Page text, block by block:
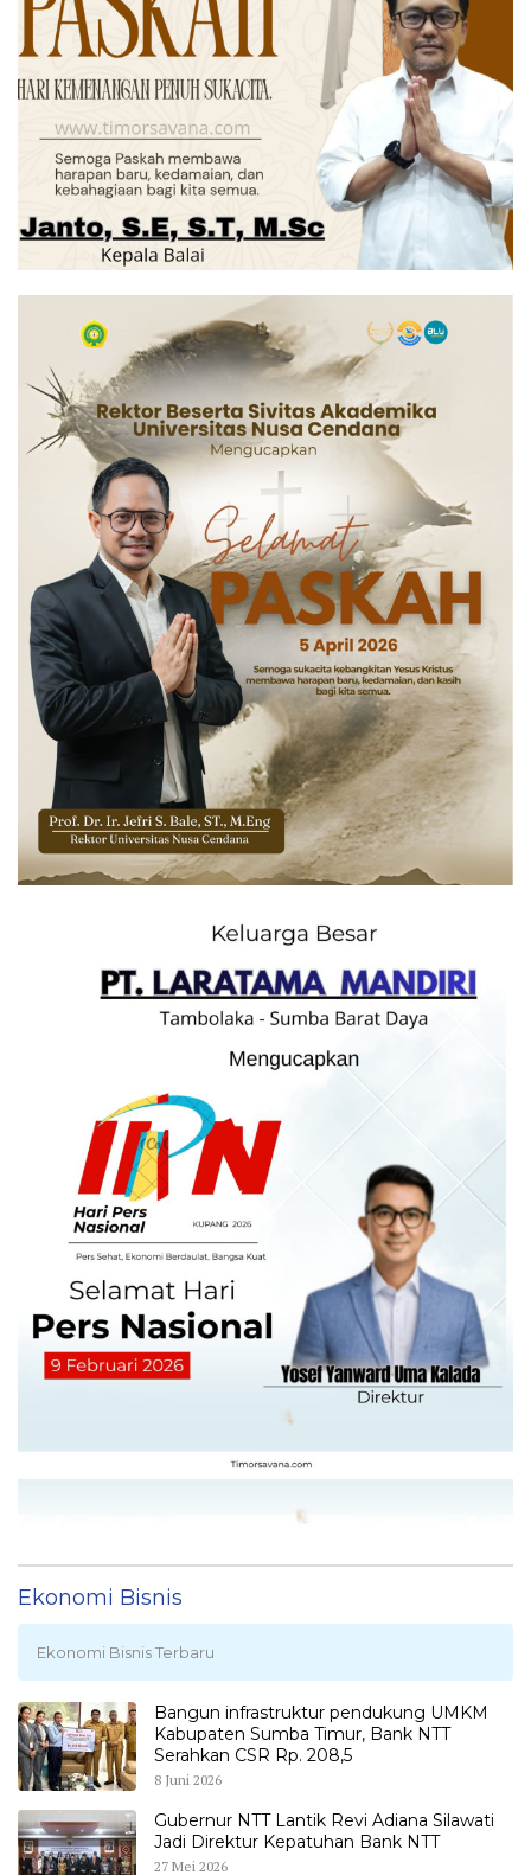
Ekonomi Bisnis
Ekonomi Bisnis Terbaru
Bangun infrastruktur pendukung UMKM
Kabupaten Sumba Timur, Bank NTT
Serahkan CSR Rp. 208,5
8 Juni 2026
Gubernur NTT Lantik Revi Adiana Silawati
Jadi Direktur Kepatuhan Bank NTT
27 Mei 2026